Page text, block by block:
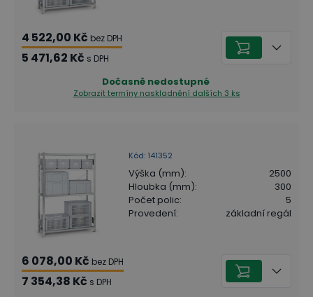
4 522,00 Kč bez DPH
5 471,62 Kč s DPH
Dočasně nedostupné
Zobrazit termíny naskladnění dalších 3 ks
Kód: 141352
Výška (mm):
2500
Hloubka (mm):
300
Počet polic:
5
Provedení: základní regál
6 078,00 Kč bez DPH
7 354,38 Kč s DPH